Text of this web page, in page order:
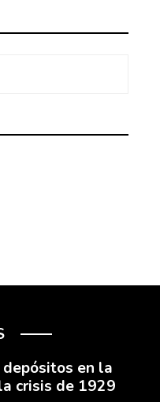
en la
crisis de 1929